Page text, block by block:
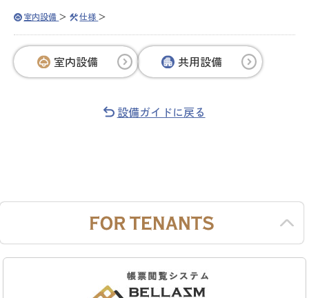
室内設備 仕様
室内設備 共用設備
設備ガイドに戻る
FOR TENANTS